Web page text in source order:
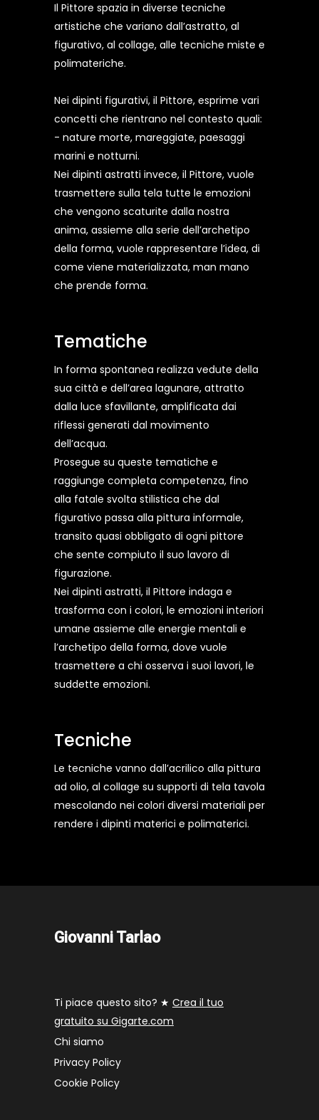
Il Pittore spazia in diverse tecniche
artistiche che variano dall’astratto, al
figurativo, al collage, alle tecniche miste e
polimateriche.
Nei dipinti figurativi, il Pittore, esprime vari
concetti che rientrano nel contesto quali:
- nature morte, mareggiate, paesaggi
marini e notturni.
Nei dipinti astratti invece, il Pittore, vuole
trasmettere sulla tela tutte le emozioni
che vengono scaturite dalla nostra
anima, assieme alla serie dell’archetipo
della forma, vuole rappresentare l’idea, di
come viene materializzata, man mano
che prende forma.
Tematiche
In forma spontanea realizza vedute della
sua città e dell’area lagunare, attratto
dalla luce sfavillante, amplificata dai
riflessi generati dal movimento
dell’acqua.
Prosegue su queste tematiche e
raggiunge completa competenza, fino
alla fatale svolta stilistica che dal
figurativo passa alla pittura informale,
transito quasi obbligato di ogni pittore
che sente compiuto il suo lavoro di
figurazione.
Nei dipinti astratti, il Pittore indaga e
trasforma con i colori, le emozioni interiori
umane assieme alle energie mentali e
l’archetipo della forma, dove vuole
trasmettere a chi osserva i suoi lavori, le
suddette emozioni.
Tecniche
Le tecniche vanno dall’acrilico alla pittura
ad olio, al collage su supporti di tela tavola
mescolando nei colori diversi materiali per
rendere i dipinti materici e polimaterici.
Giovanni Tarlao
Ti piace questo sito? ★ Crea il tuo
gratuito su Gigarte.com
Chi siamo
Privacy Policy
Cookie Policy